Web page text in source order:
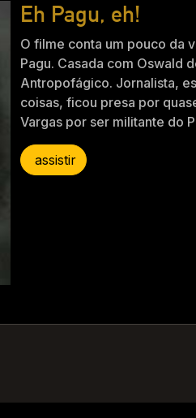
Eh Pagu, eh!
O filme conta um pouco da
Pagu. Casada com Oswald
Antropofágico. Jornalista,
coisas, ficou presa por
Vargas por ser militante do
assistir